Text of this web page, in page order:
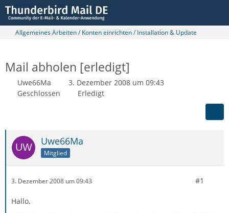
Allgemeines Arbeiten / Konten einrichten / Installation & Update
Mail abholen [erledigt]
Uwe66Ma
3. Dezember 2008 um 09:43
Geschlossen
Erledigt
Uwe66Ma
Mitglied
3. Dezember 2008 um 09:43 #1
Hallo,